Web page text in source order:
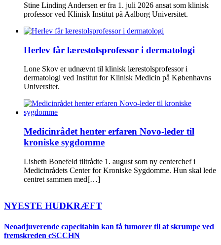
Stine Linding Andersen er fra 1. juli 2026 ansat som klinisk
professor ved Klinisk Institut på Aalborg Universitet.
Herlev får lærestolsprofessor i dermatologi
Lone Skov er udnævnt til klinisk lærestolsprofessor i
dermatologi ved Institut for Klinisk Medicin på Københavns
Universitet.
Medicinrådet henter erfaren Novo-leder til
kroniske sygdomme
Lisbeth Bonefeld tiltrådte 1. august som ny centerchef i
Medicinrådets Center for Kroniske Sygdomme. Hun skal lede
centret sammen med[…]
NYESTE HUDKRÆFT
Neoadjuverende capecitabin kan få tumorer til at skrumpe ved
fremskreden cSCCHN